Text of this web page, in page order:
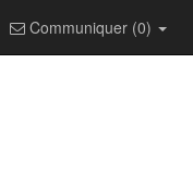
Communiquer (0)